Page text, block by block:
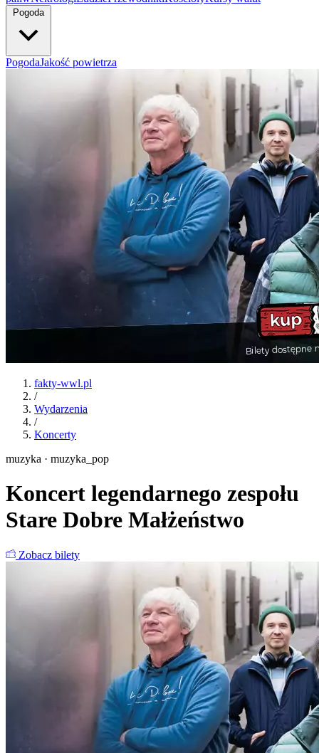
Pogoda
PogodaJakość powietrza
fakty-wwl.pl
/
Wydarzenia
/
Koncerty
muzyka · muzyka_pop
Koncert legendarnego zespołu
Stare Dobre Małżeństwo
Zobacz bilety